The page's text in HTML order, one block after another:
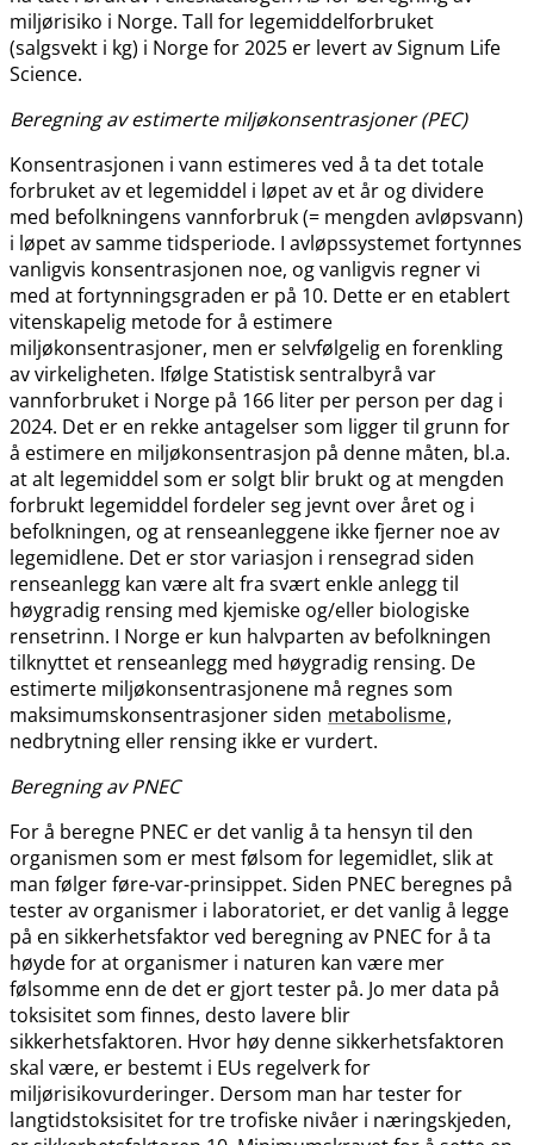
miljørisiko i Norge. Tall for legemiddelforbruket
(salgsvekt i kg) i Norge for 2025 er levert av Signum Life
Science.
Beregning av estimerte miljøkonsentrasjoner (PEC)
Konsentrasjonen i vann estimeres ved å ta det totale
forbruket av et legemiddel i løpet av et år og dividere
med befolkningens vannforbruk (= mengden avløpsvann)
i løpet av samme tidsperiode. I avløpssystemet fortynnes
vanligvis konsentrasjonen noe, og vanligvis regner vi
med at fortynningsgraden er på 10. Dette er en etablert
vitenskapelig metode for å estimere
miljøkonsentrasjoner, men er selvfølgelig en forenkling
av virkeligheten. Ifølge Statistisk sentralbyrå var
vannforbruket i Norge på 166 liter per person per dag i
2024. Det er en rekke antagelser som ligger til grunn for
å estimere en miljøkonsentrasjon på denne måten, bl.a.
at alt legemiddel som er solgt blir brukt og at mengden
forbrukt legemiddel fordeler seg jevnt over året og i
befolkningen, og at renseanleggene ikke fjerner noe av
legemidlene. Det er stor variasjon i rensegrad siden
renseanlegg kan være alt fra svært enkle anlegg til
høygradig rensing med kjemiske og​/​eller biologiske
rensetrinn. I Norge er kun halvparten av befolkningen
tilknyttet et renseanlegg med høygradig rensing. De
estimerte miljøkonsentrasjonene må regnes som
maksimumskonsentrasjoner siden metabolisme,
nedbrytning eller rensing ikke er vurdert.
Beregning av PNEC
For å beregne PNEC er det vanlig å ta hensyn til den
organismen som er mest følsom for legemidlet, slik at
man følger føre-var-prinsippet. Siden PNEC beregnes på
tester av organismer i laboratoriet, er det vanlig å legge
på en sikkerhetsfaktor ved beregning av PNEC for å ta
høyde for at organismer i naturen kan være mer
følsomme enn de det er gjort tester på. Jo mer data på
toksisitet som finnes, desto lavere blir
sikkerhetsfaktoren. Hvor høy denne sikkerhetsfaktoren
skal være, er bestemt i EUs regelverk for
miljørisikovurderinger. Dersom man har tester for
langtidstoksisitet for tre trofiske nivåer i næringskjeden,